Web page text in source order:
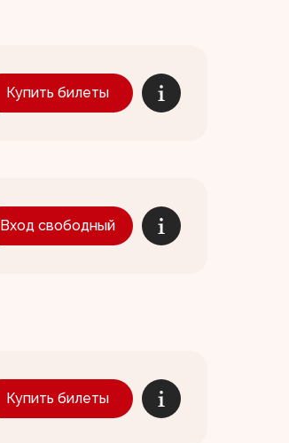
Купить билеты
Вход свободный
Купить билеты